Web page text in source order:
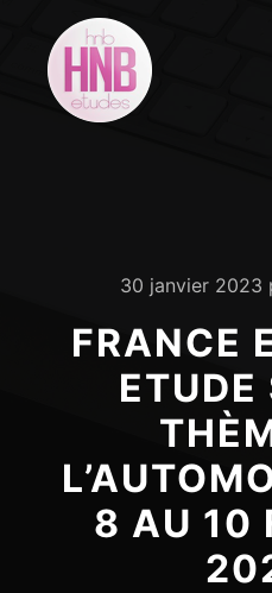
30 janvier 2023
FRANCE
ETUDE
8 AU 10